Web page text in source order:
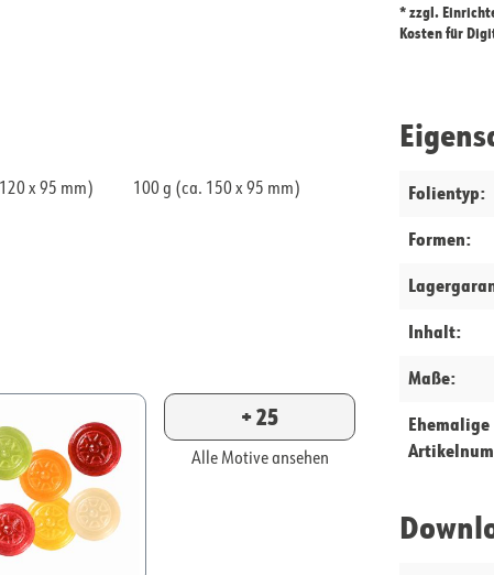
* zzgl.
Kosten für
x 95 mm) 100 g (ca. 150 x 95 mm)
+ 25
Alle Motive ansehen
Folientyp:
Formen:
Inhalt:
Maße:
Ehemalige